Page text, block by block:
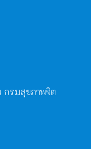
กรมสุขภาพจิต